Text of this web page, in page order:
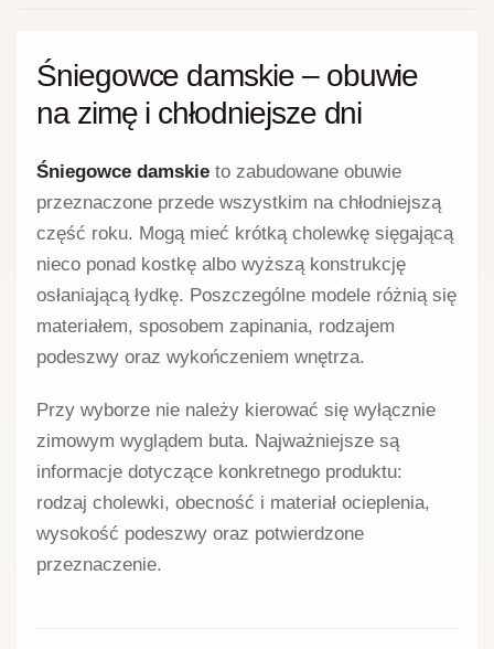
Śniegowce damskie – obuwie
na zimę i chłodniejsze dni
Śniegowce damskie to zabudowane obuwie
przeznaczone przede wszystkim na chłodniejszą
część roku. Mogą mieć krótką cholewkę sięgającą
nieco ponad kostkę albo wyższą konstrukcję
osłaniającą łydkę. Poszczególne modele różnią się
materiałem, sposobem zapinania, rodzajem
podeszwy oraz wykończeniem wnętrza.
Przy wyborze nie należy kierować się wyłącznie
zimowym wyglądem buta. Najważniejsze są
informacje dotyczące konkretnego produktu:
rodzaj cholewki, obecność i materiał ocieplenia,
wysokość podeszwy oraz potwierdzone
przeznaczenie.